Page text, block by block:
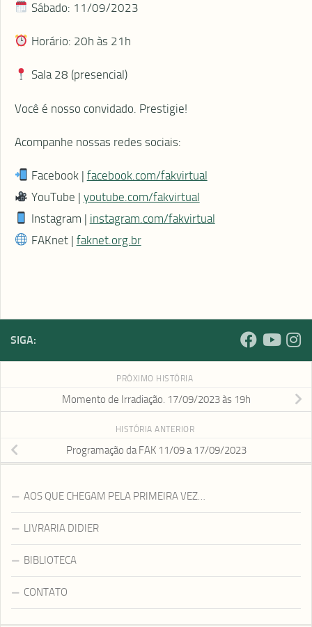
Sábado: 11/09/2023
Horário: 20h às 21h
Sala 28 (presencial)
Você é nosso convidado. Prestigie!
Acompanhe nossas redes sociais:
Facebook | facebook.com/fakvirtual
YouTube | youtube.com/fakvirtual
Instagram | instagram.com/fakvirtual
FAKnet | faknet.org.br
SIGA:
PRÓXIMO HISTÓRIA
Momento de Irradiação. 17/09/2023 às 19h
HISTÓRIA ANTERIOR
Programação da FAK 11/09 a 17/09/2023
AOS QUE CHEGAM PELA PRIMEIRA VEZ…
LIVRARIA DIDIER
BIBLIOTECA
CONTATO